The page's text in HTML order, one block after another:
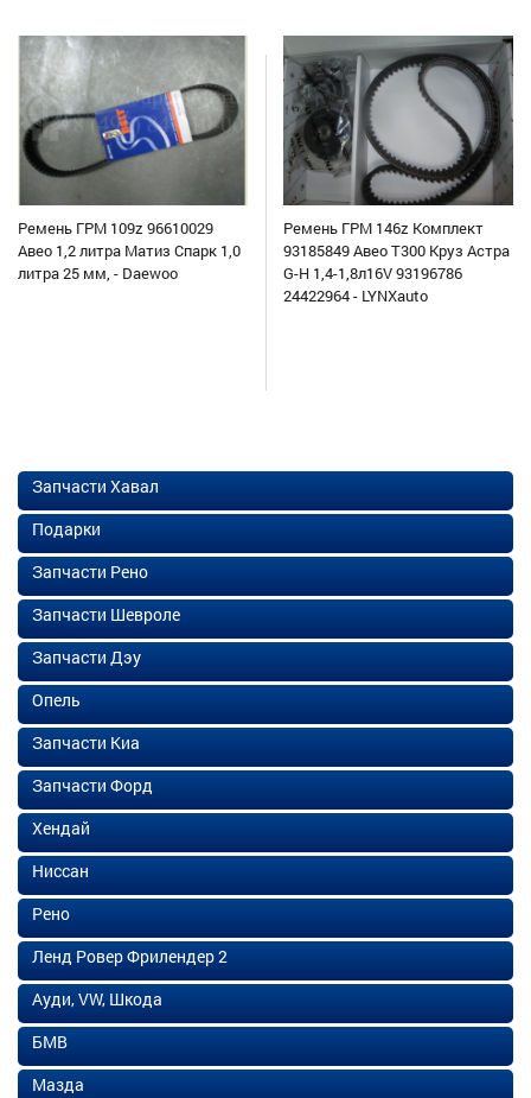
Ремень ГРМ 109z 96610029
Авео 1,2 литра Матиз Спарк 1,0
литра 25 мм, - Daewoo
Ремень ГРМ 146z Комплект
93185849 Авео Т300 Круз Астра
G-H 1,4-1,8л16V 93196786
24422964 - LYNXauto
Запчасти Хавал
Подарки
Запчасти Рено
Запчасти Шевроле
Запчасти Дэу
Опель
Запчасти Киа
Запчасти Форд
Хендай
Ниссан
Рено
Ленд Ровер Фрилендер 2
Ауди, VW, Шкода
БМВ
Мазда